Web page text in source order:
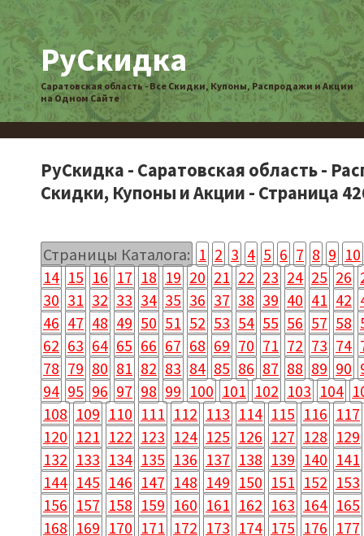
РуСкидка
Саратовская область - Все Скидки, Купоны, Распродажи и Акции
на Одном Сайте
РуСкидка - Саратовская область -
Скидки, Купоны и Акции - Страница
Страницы Каталога: 1 2 3 4 5 6 7 8 9 10
14 15 16 17 18 19 20 21 22 23 24 25 26
30 31 32 33 34 35 36 37 38 39 40 41 42
46 47 48 49 50 51 52 53 54 55 56 57 58
62 63 64 65 66 67 68 69 70 71 72 73 74
78 79 80 81 82 83 84 85 86 87 88 89 90
94 95 96 97 98 99 100 101 102 103 104
108 109 110 111 112 113 114 115 116 117
120 121 122 123 124 125 126 127 128 129
132 133 134 135 136 137 138 139 140 141
144 145 146 147 148 149 150 151 152 153
156 157 158 159 160 161 162 163 164 165
168 169 170 171 172 173 174 175 176 177